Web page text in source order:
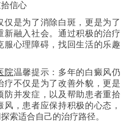
信心
是为了消除白斑，更是为了
新融入社会。通过积极的治疗
服心理障碍，找回生活的乐趣
院温馨提示：多年的白癜风仍
疗不仅是为了改善外貌，更是
防并发症，以及帮助患者重拾
，患者应保持积极的心态，
索适合自己的治疗路径。